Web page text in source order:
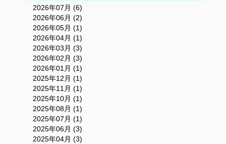
2026年07月 (6)
2026年06月 (2)
2026年05月 (1)
2026年04月 (1)
2026年03月 (3)
2026年02月 (3)
2026年01月 (1)
2025年12月 (1)
2025年11月 (1)
2025年10月 (1)
2025年08月 (1)
2025年07月 (1)
2025年06月 (3)
2025年04月 (3)